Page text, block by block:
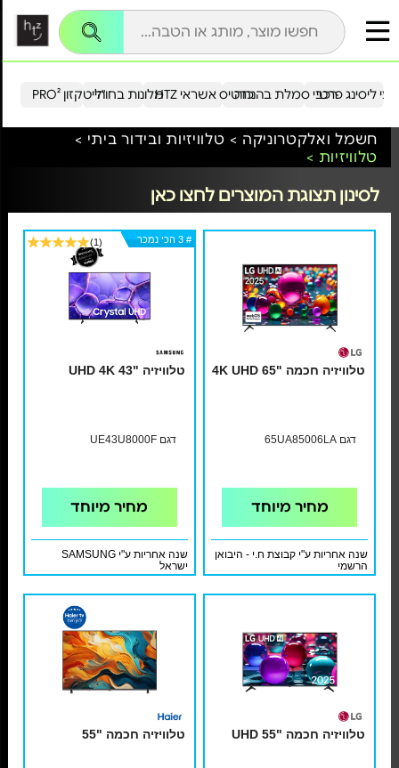
הייטקזון PRO²מלונות בחו"ל כרטיס אשראי HTZ ליסינג פרטירכבי סמלת בהנחה
חשמל ואלקטרוניקה > טלוויזיות ובידור ביתי >
טלוויזיות >
לסינון תצוגת המוצרים לחצו כאן
טלוויזיה חכמה "4K UHD 65
דגם 65UA85006LA
מחיר מיוחד
שנה אחריות ע"י קבוצת ח.י - היבואן
הרשמי
# 3 הכי נמכר
# 3 הכי נמכר
# 3 הכי נמכר
# 3 הכי נמכר
# 3 הכי נמכר
# 3 הכי נמכר
# 3 הכי נמכר (1)
טלוויזיה "43 UHD 4K
דגם UE43U8000F
מחיר מיוחד
שנה אחריות ע"י SAMSUNG
ישראל
טלוויזיה חכמה "UHD 55 טלוויזיה חכמה "55